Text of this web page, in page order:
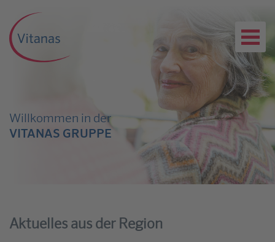
Willkommen in der
VITANAS GRUPPE
Aktuelles aus der Region